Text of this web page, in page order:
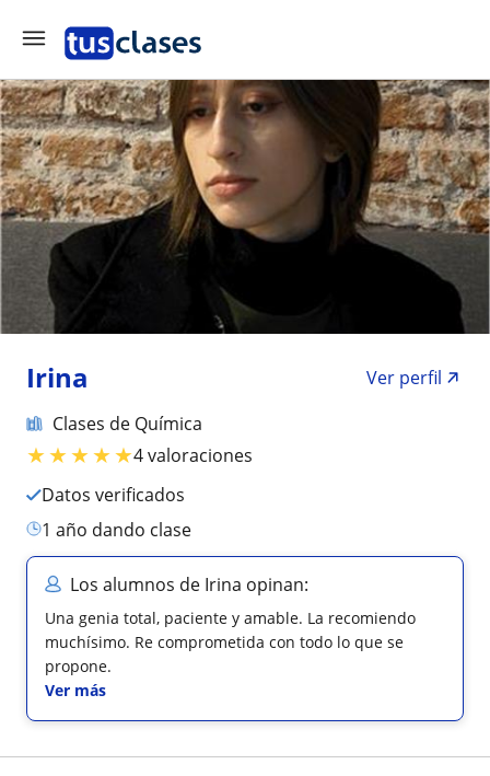
Irina
Ver perfil
Clases de Química
★★★★★4 valoraciones
Datos verificados
1 año dando clase
Los alumnos de Irina opinan:
Una genia total, paciente y amable. La recomiendo
muchísimo. Re comprometida con todo lo que se
propone.
Ver más